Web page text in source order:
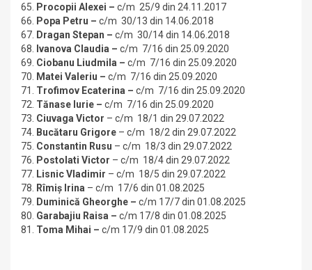
65. Procopii Alexei – c/m 25/9 din 24.11.2017
66. Popa Petru – c/m 30/13 din 14.06.2018
67. Dragan Stepan – c/m 30/14 din 14.06.2018
68. Ivanova Claudia – c/m 7/16 din 25.09.2020
69. Ciobanu Liudmila – c/m 7/16 din 25.09.2020
70. Matei Valeriu – c/m 7/16 din 25.09.2020
71. Trofimov Ecaterina – c/m 7/16 din 25.09.2020
72. Tănase Iurie – c/m 7/16 din 25.09.2020
73. Ciuvaga Victor – c/m 18/1 din 29.07.2022
74. Bucătaru Grigore – c/m 18/2 din 29.07.2022
75. Constantin Rusu – c/m 18/3 din 29.07.2022
76. Postolati Victor – c/m 18/4 din 29.07.2022
77. Lisnic Vladimir – c/m 18/5 din 29.07.2022
78. Rîmiș Irina – c/m 17/6 din 01.08.2025
79. Duminică Gheorghe – c/m 17/7 din 01.08.2025
80. Garabajiu Raisa – c/m 17/8 din 01.08.2025
81. Toma Mihai – c/m 17/9 din 01.08.2025